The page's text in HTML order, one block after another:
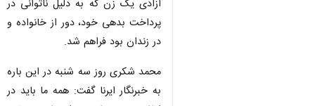
آزادی یک زن که به دلیل ناتوانی در
پرداخت بدهی خود، دور از خانواده و
در زندان بود فراهم شد.
محمد شکری روز سه شنبه در این باره
به خبرنگار ایرنا گفت: همه ما باید در